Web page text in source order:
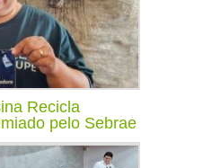
Recicla
pelo Sebrae